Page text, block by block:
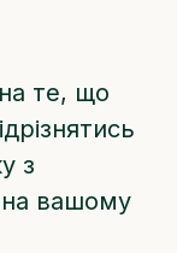
те, що
з
на вашому